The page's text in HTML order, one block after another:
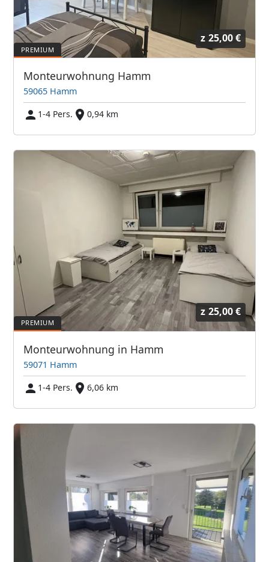
z 25,00 €
Monteurwohnung Hamm
59065 Hamm
1-4 Pers.
0,94 km
z 25,00 €
Monteurwohnung in Hamm
59071 Hamm
1-4 Pers.
6,06 km